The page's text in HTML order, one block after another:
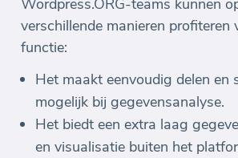
Wordpress.ORG-teams kunnen
verschillende manieren profiteren
functie:
Het maakt eenvoudig delen en
mogelijk bij gegevensanalyse.
Het biedt een extra laag
en visualisatie buiten het